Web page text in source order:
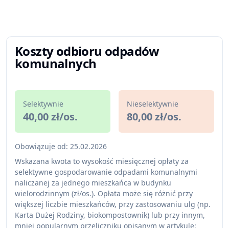
Koszty odbioru odpadów
komunalnych
Selektywnie
40,00 zł/os.
Nieselektywnie
80,00 zł/os.
Obowiązuje od: 25.02.2026
Wskazana kwota to wysokość miesięcznej opłaty za
selektywne gospodarowanie odpadami komunalnymi
naliczanej za jednego mieszkańca w budynku
wielorodzinnym (zł/os.). Opłata może się różnić przy
większej liczbie mieszkańców, przy zastosowaniu ulg (np.
Karta Dużej Rodziny, biokompostownik) lub przy innym,
mniej popularnym przeliczniku opisanym w artykule: